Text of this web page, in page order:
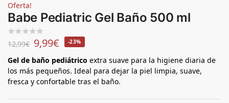
Oferta!
Babe Pediatric Gel Baño 500 ml
12,99€ 9,99€ -23%
Gel de baño pediátrico extra suave para la higiene diaria de
los más pequeños. Ideal para dejar la piel limpia, suave,
fresca y confortable tras el baño.